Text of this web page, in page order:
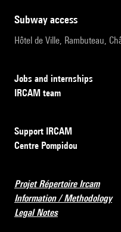
subway access
Hôtel de Ville, Rambuteau,
Jobs and internships
IRCAM team
Support IRCAM
Centre Pompidou
Projet Répertoire Ircam
Information / Methodology
Legal Notes